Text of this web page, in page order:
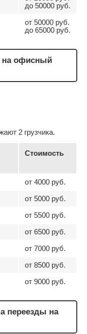
до 50000 руб.
от 50000 руб.
до 65000 руб.
на офисный
2 грузчика.
Стоимость
от 4000 руб.
от 5000 руб.
от 5500 руб.
от 6500 руб.
от 7000 руб.
от 8500 руб.
от 9000 руб.
переезды на